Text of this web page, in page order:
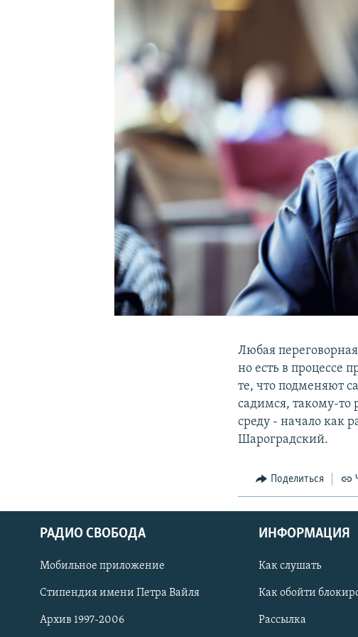
СОЦИАЛЬНЫЕ СЕТИ
Любая
но есть в процессе
те, что подменяют
садимся, такому-
среду - начало как
Шароградский.
Поделиться
РАДИО СВОБОДА
Мобильное приложение
Стипендия имени Петра Вайля
Архив 1997-2006
ИНФОРМАЦИЯ
Как слушать
Как обойти
Рассылка